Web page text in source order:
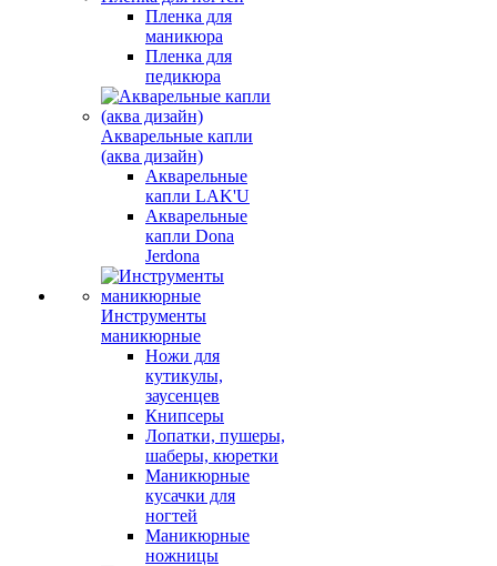
Пленка для
маникюра
Пленка для
педикюра
Акварельные капли
(аква дизайн)
Акварельные
капли LAK'U
Акварельные
капли Dona
Jerdona
Инструменты
маникюрные
Ножи для
кутикулы,
заусенцев
Книпсеры
Лопатки, пушеры,
шаберы, кюретки
Маникюрные
кусачки для
ногтей
Маникюрные
ножницы